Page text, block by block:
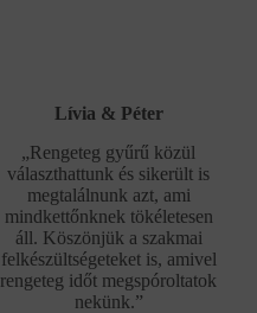
Lívia & Péter
„Rengeteg gyűrű közül
választhattunk és sikerült is
megtalálnunk azt, ami
mindkettőnknek tökéletesen
áll. Köszönjük a szakmai
felkészültségeteket is, amivel
rengeteg időt megspóroltatok
nekünk.”